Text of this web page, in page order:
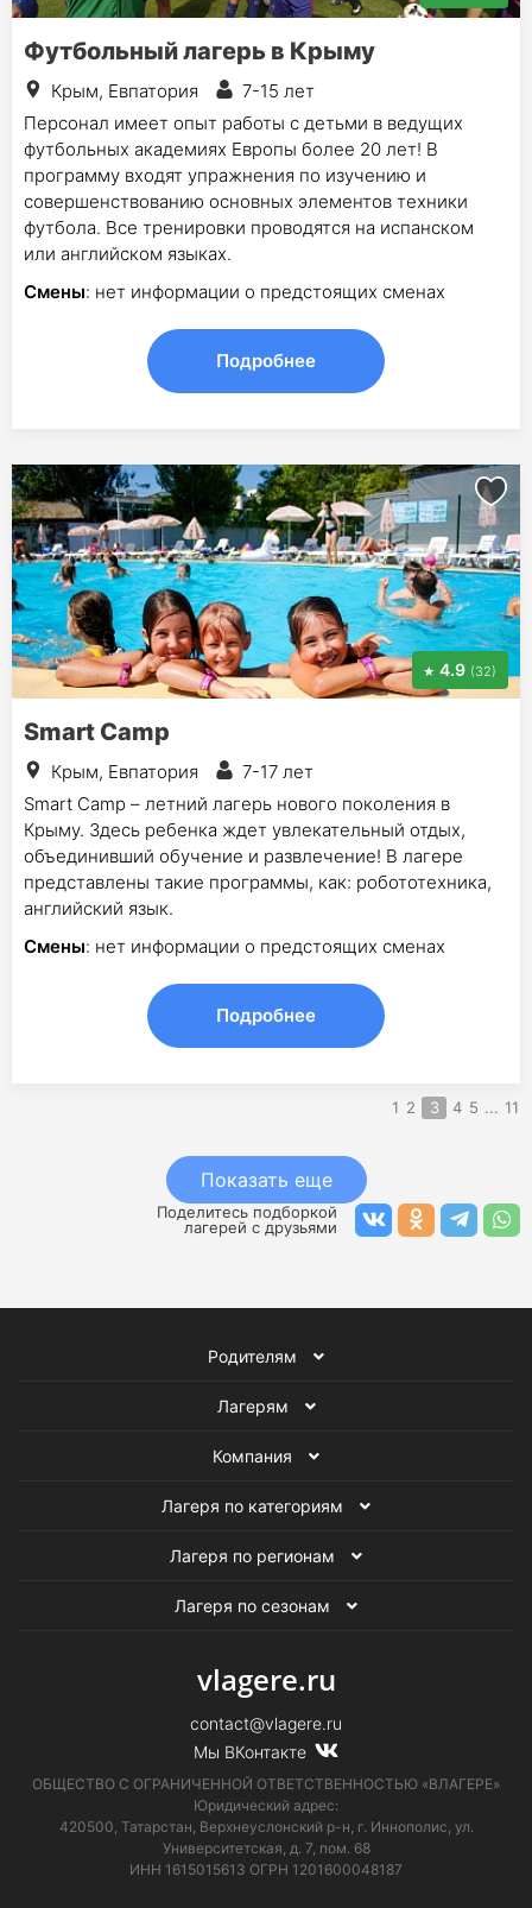
Футбольный лагерь в Крыму
Крым, Евпатория
7-15 лет
Персонал имеет опыт работы с детьми в ведущих
футбольных академиях Европы более 20 лет! В
программу входят упражнения по изучению и
совершенствованию основных элементов техники
футбола. Все тренировки проводятся на испанском
или английском языках.
Смены: нет информации о предстоящих сменах
Подробнее
4.9 (32)
Smart Camp
Крым, Евпатория
7-17 лет
Smart Camp – летний лагерь нового поколения в
Крыму. Здесь ребенка ждет увлекательный отдых,
объединивший обучение и развлечение! В лагере
представлены такие программы, как: робототехника,
английский язык.
Смены: нет информации о предстоящих сменах
Подробнее
1 2 3 4 5 ... 11
Показать еще
Поделитесь подборкой
лагерей с друзьями
Родителям
Лагерям
Компания
Лагеря по категориям
Лагеря по регионам
Лагеря по сезонам
vlagere.ru
contact@vlagere.ru
Мы ВКонтакте
ОБЩЕСТВО С ОГРАНИЧЕННОЙ ОТВЕТСТВЕННОСТЬЮ «ВЛАГЕРЕ»
Юридический адрес:
420500, Татарстан, Верхнеуслонский р-н, г. Иннополис, ул.
Университетская, д. 7, пом. 68
ИНН 1615015613 ОГРН 1201600048187